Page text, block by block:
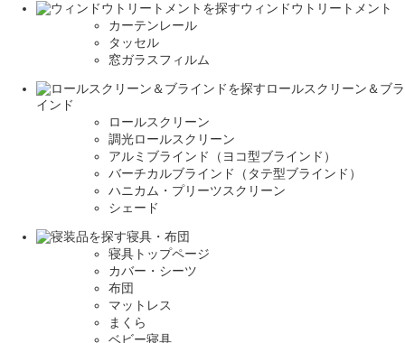
ウィンドウトリートメント
カーテンレール
タッセル
窓ガラスフィルム
ロールスクリーン＆ブラ
インド
ロールスクリーン
調光ロールスクリーン
アルミブラインド（ヨコ型ブラインド）
バーチカルブラインド（タテ型ブラインド）
ハニカム・プリーツスクリーン
シェード
寝具・布団
寝具トップページ
カバー・シーツ
布団
マットレス
まくら
ベビー寝具